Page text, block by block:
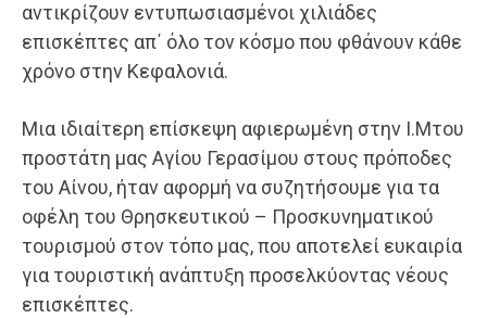
αντικρίζουν εντυπωσιασμένοι χιλιάδες
επισκέπτες απ΄ όλο τον κόσμο που φθάνουν κάθε
χρόνο στην Κεφαλονιά.
Μια ιδιαίτερη επίσκεψη αφιερωμένη στην Ι.Μτου
προστάτη μας Αγίου Γερασίμου στους πρόποδες
του Αίνου, ήταν αφορμή να συζητήσουμε για τα
οφέλη του Θρησκευτικού – Προσκυνηματικού
τουρισμού στον τόπο μας, που αποτελεί ευκαιρία
για τουριστική ανάπτυξη προσελκύοντας νέους
επισκέπτες.